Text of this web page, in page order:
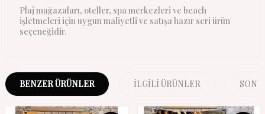
Plaj mağazaları, oteller, spa merkezleri ve beach
işletmeleri için uygun maliyetli ve satışa hazır seri ürün
seçeneğidir.
BENZER ÜRÜNLER İLGILI ÜRÜNLER SON